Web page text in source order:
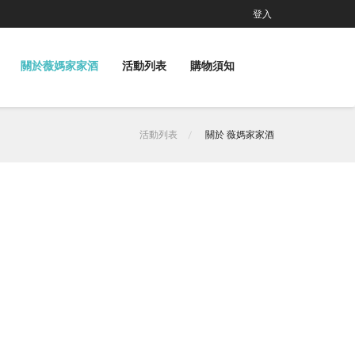
登入
關於薇媽家家酒 活動列表 購物須知
活動列表 關於 薇媽家家酒